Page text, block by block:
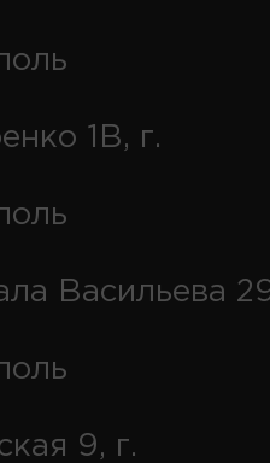
1В, г.
Васильева
9, г.